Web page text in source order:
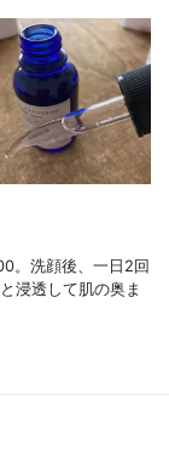
。洗顔後、一日2回
浸透して肌の奥ま